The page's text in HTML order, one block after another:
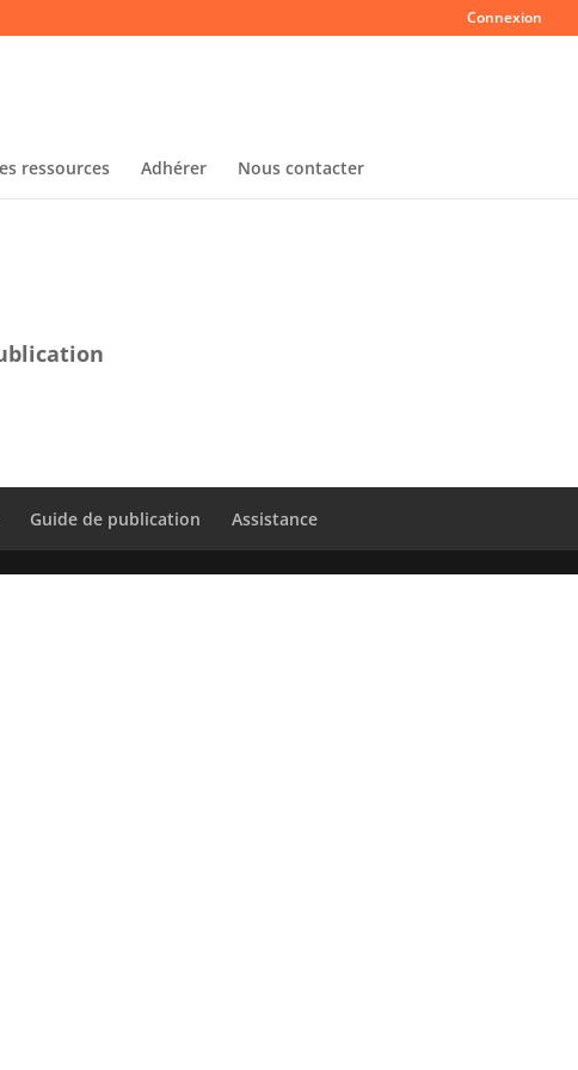
Connexion
ressources Adhérer Nous contacter
Guide de publication Assistance